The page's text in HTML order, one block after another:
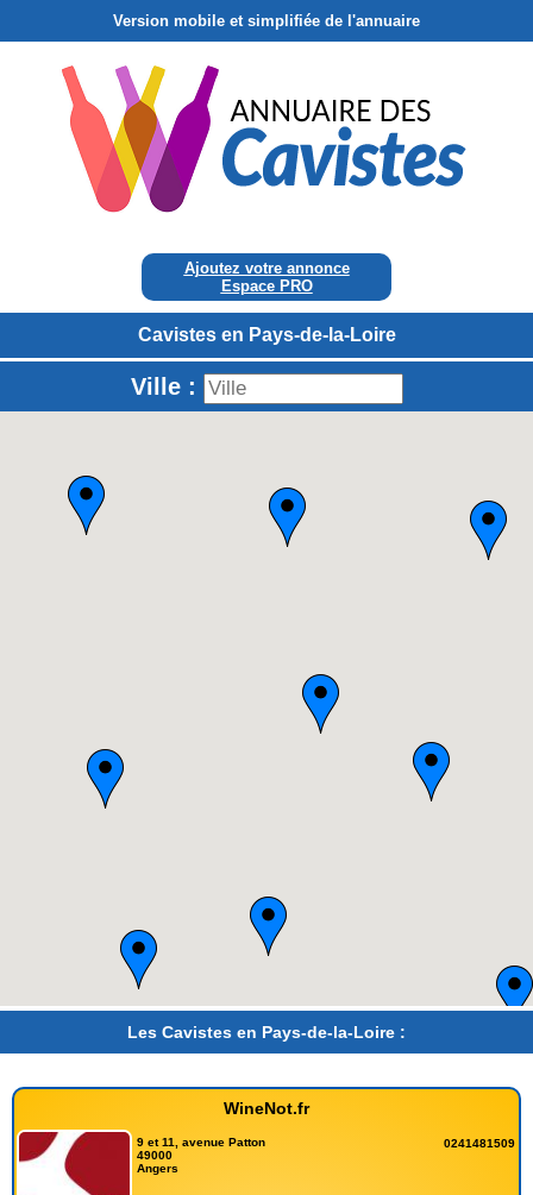
Version mobile et simplifiée de l'annuaire
Ajoutez votre annonce
Espace PRO
Cavistes en Pays-de-la-Loire
Ville :
Les Cavistes en Pays-de-la-Loire :
WineNot.fr
9 et 11, avenue Patton
49000
Angers
0241481509